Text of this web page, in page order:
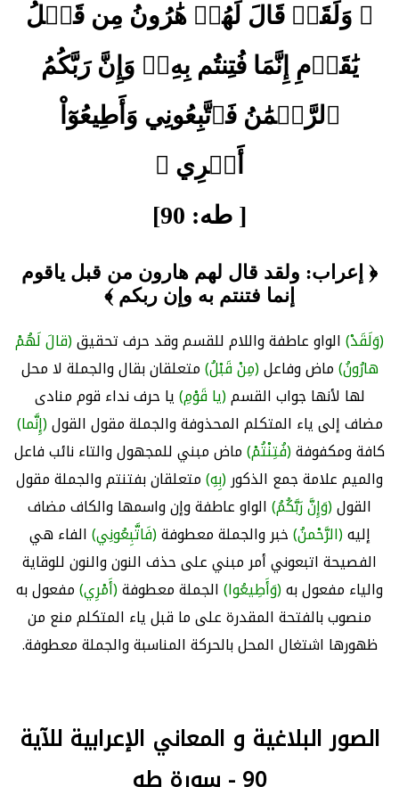
﴿ وَلَقَدۡ قَالَ لَهُمۡ هَٰرُونُ مِن قَبۡلُ
يَٰقَوۡمِ إِنَّمَا فُتِنتُم بِهِۦۖ وَإِنَّ رَبَّكُمُ
ٱلرَّحۡمَٰنُ فَٱتَّبِعُونِي وَأَطِيعُوٓاْ
أَمۡرِي ﴾
[ طه: 90]
﴿ إعراب: ولقد قال لهم هارون من قبل ياقوم
إنما فتنتم به وإن ربكم ﴾
(وَلَقَدْ)الواو عاطفة واللام للقسم وقد حرف تحقيق(قالَ لَهُمْ
هارُونُ)ماض وفاعل(مِنْ قَبْلُ)متعلقان بقال والجملة لا محل
لها لأنها جواب القسم(يا قَوْمِ)يا حرف نداء قوم منادى
مضاف إلى ياء المتكلم المحذوفة والجملة مقول القول(إِنَّما)
كافة ومكفوفة(فُتِنْتُمْ)ماض مبني للمجهول والتاء نائب فاعل
والميم علامة جمع الذكور(بِهِ)متعلقان بفتنتم والجملة مقول
القول(وَإِنَّ رَبَّكُمُ)الواو عاطفة وإن واسمها والكاف مضاف
إليه(الرَّحْمنُ)خبر والجملة معطوفة(فَاتَّبِعُونِي)الفاء هي
الفصيحة اتبعوني أمر مبني على حذف النون والنون للوقاية
والياء مفعول به(وَأَطِيعُوا)الجملة معطوفة(أَمْرِي)مفعول به
منصوب بالفتحة المقدرة على ما قبل ياء المتكلم منع من
ظهورها اشتغال المحل بالحركة المناسبة والجملة معطوفة.
الصور البلاغية و المعاني الإعرابية للآية